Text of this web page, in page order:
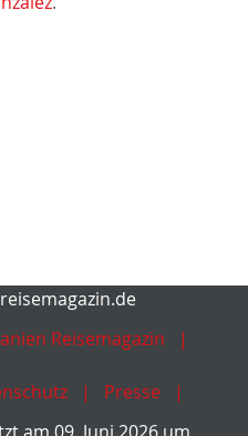
Reisemagazin
Presse